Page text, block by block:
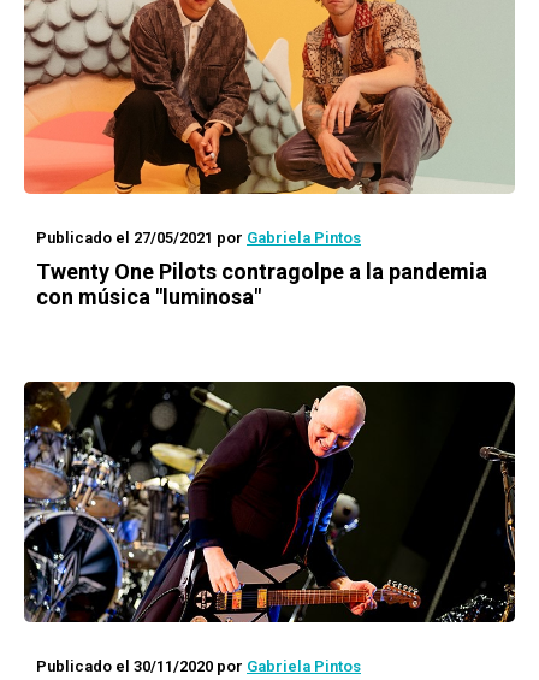
Publicado el 27/05/2021 por Gabriela Pintos
Twenty One Pilots contragolpe a la pandemia
con música "luminosa"
Publicado el 30/11/2020 por Gabriela Pintos